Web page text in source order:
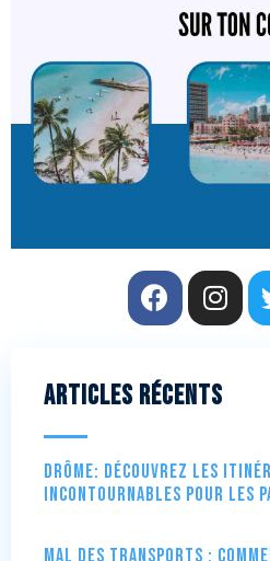
Articles récents
Drôme: Découvrez les
incontournables pour les
Mal des transports :